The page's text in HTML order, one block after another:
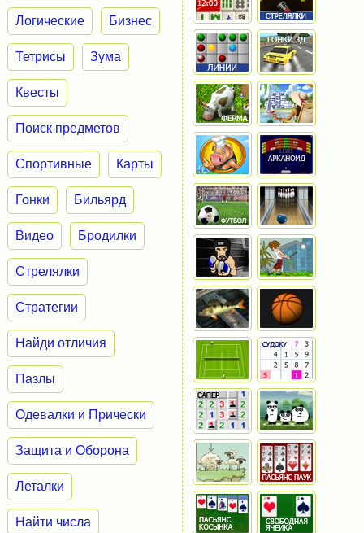
Логические Бизнес
Тетрисы Зума
Квесты
Поиск предметов
Спортивные Карты
Гонки Бильярд
Видео Бродилки
Стрелялки
Стратегии
Найди отличия
Пазлы
Одевалки и Прически
Защита и Оборона
Леталки
Найти числа